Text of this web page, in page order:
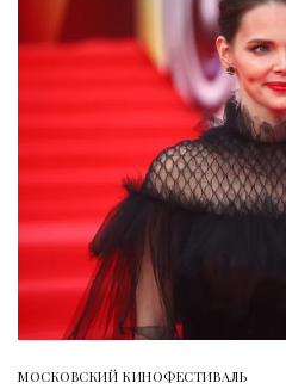
МОСКОВСКИЙ КИНОФЕСТИВАЛЬ